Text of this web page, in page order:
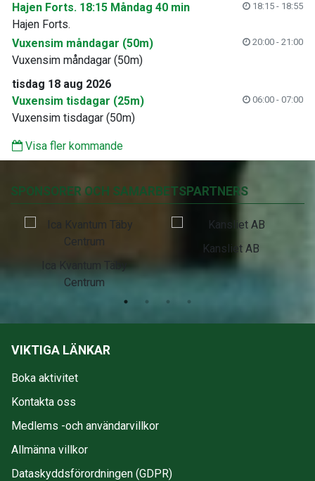
Hajen Forts. 18:15 Måndag 40 min
18:15 - 18:55
Hajen Forts.
Vuxensim måndagar (50m)
20:00 - 21:00
Vuxensim måndagar (50m)
tisdag 18 aug 2026
Vuxensim tisdagar (25m)
06:00 - 07:00
Vuxensim tisdagar (50m)
Visa fler kommande
SPONSORER OCH SAMARBETSPARTNERS
Ica Kvantum Täby
Centrum
Kansliet AB
VIKTIGA LÄNKAR
Boka aktivitet
Kontakta oss
Medlems -och användarvillkor
Allmänna villkor
Dataskyddsförordningen (GDPR)